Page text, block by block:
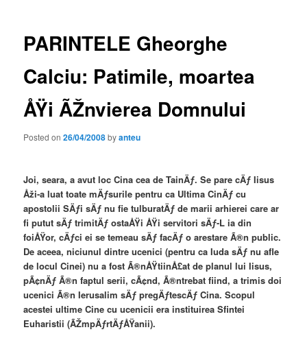
PARINTELE Gheorghe
Calciu: Patimile, moartea
ÅŸi ÃŽnvierea Domnului
Posted on26/04/2008byanteu
Joi, seara, a avut loc Cina cea de TainÄƒ. Se pare cÄƒ Iisus
Åži-a luat toate mÄƒsurile pentru ca Ultima CinÄƒ cu
apostolii SÄƒi sÄƒ nu fie tulburatÄƒ de marii arhierei care ar
fi putut sÄƒ trimitÄƒ ostaÅŸi ÅŸi servitori sÄƒ-L ia din
foiÅŸor, cÄƒci ei se temeau sÄƒ facÄƒ o arestare Ã®n public.
De aceea, niciunul dintre ucenici (pentru ca Iuda sÄƒ nu afle
de locul Cinei) nu a fost Ã®nÅŸtiinÅ£at de planul lui Iisus,
pÃ¢nÄƒ Ã®n faptul serii, cÃ¢nd, Ã®ntrebat fiind, a trimis doi
ucenici Ã®n Ierusalim sÄƒ pregÄƒtescÄƒ Cina. Scopul
acestei ultime Cine cu ucenicii era instituirea Sfintei
Euharistii (ÃŽmpÄƒrtÄƒÅŸanii).